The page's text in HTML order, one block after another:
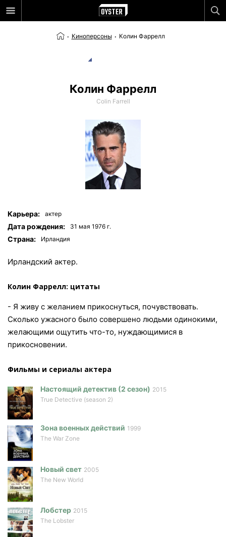
Киноперсоны Колин Фаррелл
Колин Фаррелл
Colin Farrell
Карьера: актер
Дата рождения: 31 мая 1976 г.
Страна: Ирландия
Ирландский актер.
Колин Фаррелл: цитаты
- Я живу с желанием прикоснуться, почувствовать.
Сколько ужасного было совершено людьми одинокими,
желающими ощутить что-то, нуждающимися в
прикосновении.
Фильмы и сериалы актера
Настоящий детектив (2 сезон) 2015
True Detective (season 2)
Зона военных действий 1999
The War Zone
Новый свет 2005
The New World
Лобстер 2015
The Lobster